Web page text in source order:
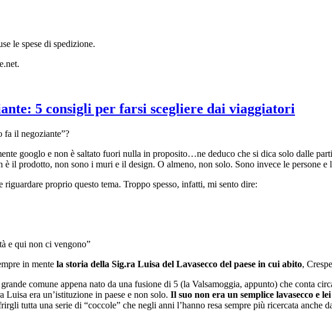
le spese di spedizione.
5 consigli per farsi scegliere dai viaggiatori
fa il negoziante”?
googlo e non è saltato fuori nulla in proposito…ne deduco che si dica solo dalle
è il prodotto, non sono i muri e il design. O almeno, non solo. Sono invece le persone
proprio questo tema. Troppo spesso, infatti, mi sento dire:
e qui non ci vengono”
in mente la storia della Sig.ra Luisa del Lavasecco del paese in cui abito,
comune appena nato da una fusione di 5 (la Valsamoggia, appunto) che conta
Luisa era un’istituzione in paese e non solo. Il suo non era un semplice lavasecco e
tutta una serie di “coccole” che negli anni l’hanno resa sempre più ricercata anche